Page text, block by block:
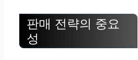
판매 전략의 중요
성